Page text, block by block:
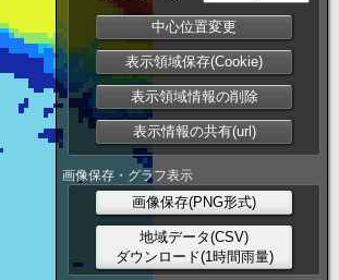
中心位置変更
表示領域保存(Cookie)
表示領域情報の削除
表示情報の共有(url)
画像保存・グラフ表示
画像保存(PNG形式)
地域データ(CSV)
ダウンロード(1時間雨量)